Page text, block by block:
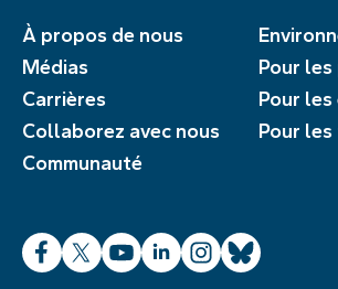
À propos de nous
Médias
Carrières
Collaborez avec nous
Communauté
Pour
Pour
Pour
Facebook
X YouTube
LinkedInInstagram
Bluesky